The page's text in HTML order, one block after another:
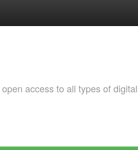
access to all types of